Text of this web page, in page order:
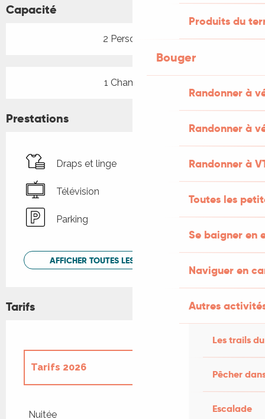
Produits du
Bouger
Randonner à
Randonner à
Randonner à
Toutes les
Se baigner en
Naviguer en
Autres
Les trails
Pêcher
Escalade
Capacité
2 Personne(s)
1 Chambre(s)
Prestations
Draps et linge
Télévision
Parking
AFFICHER TOUTES LES PRESTATIONS
Tarifs
Tarifs 2026
Nuitée